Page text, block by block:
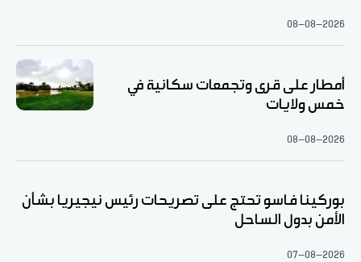
08-08-2026
أمطار على قرى وتجمعات سكانية في
خمس ولايات
08-08-2026
بوركينا فاسو تحتج على تصريحات رئيس نيجيريا بشأن
الأمن بدول الساحل
07-08-2026